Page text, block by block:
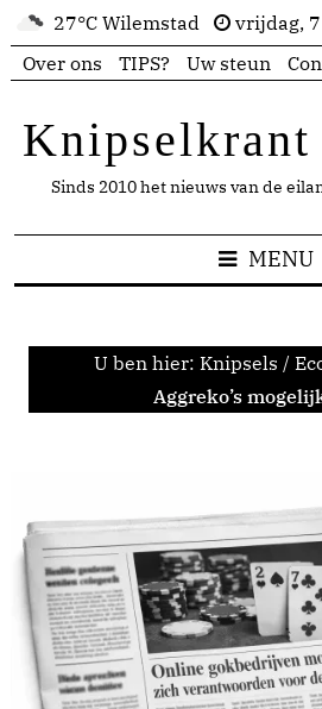
27°C Wilemstad
vrijdag,
Over ons
TIPS? Uw steun
Knipselkrant
Sinds 2010 het nieuws van de
MENU
U ben hier: Knipsels /
Aggreko’s